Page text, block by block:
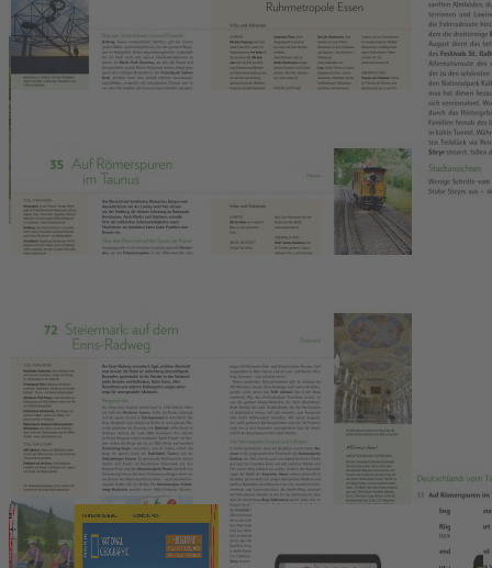
Glückliche Kinder + entspannte Eltern = Urlaub pur
Klettern im Allgäu, Skifahren im Lungau oder Abenteuerspiele im
Ötztal? Ein Reiseführer voller Überraschungen für kleine und große
Entdecker!
Beim
perfekten Familienurlaubist Planung alles. Die Fahrt darf
nicht zu lang und das Ziel nicht zu langweilig sein. Mit diesem
Reiseführer gelingt der Familientrip garantiert: Ob zu Höhlen und
Hexen in den Harz oder zum Kanufahren an die Mosel –
Deutschland, Österreich und die Schweiz stecken voller
Überraschungen für kleine und große Entdecker. Von Eltern erprobt
und recherchiert.
und Unternehmungen
Details
Pressestimmen
Das könnte Ihnen auch gefallen